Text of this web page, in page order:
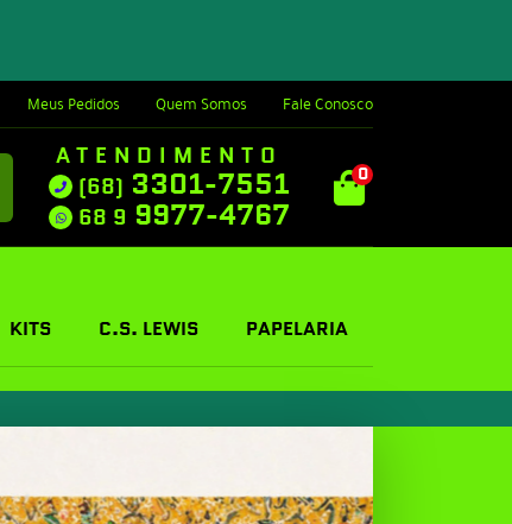
Meus Pedidos Quem Somos Fale Conosco
ATENDIMENTO
(68) 3301-7551
68 9 9977-4767
0
KITS C.S. LEWIS PAPELARIA